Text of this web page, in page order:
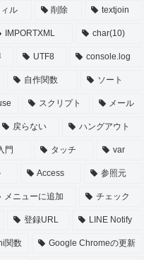
ル 削除 textjoin
IMPORTXML char(10)
UTF8 console.log
自作関数 ソート
スクリプト メール
戻らない ハングアウト
門 タッチ var
Access 参照元
メニューに追加 チェック
登録URL LINE Notify
関数 Google Chromeの更新